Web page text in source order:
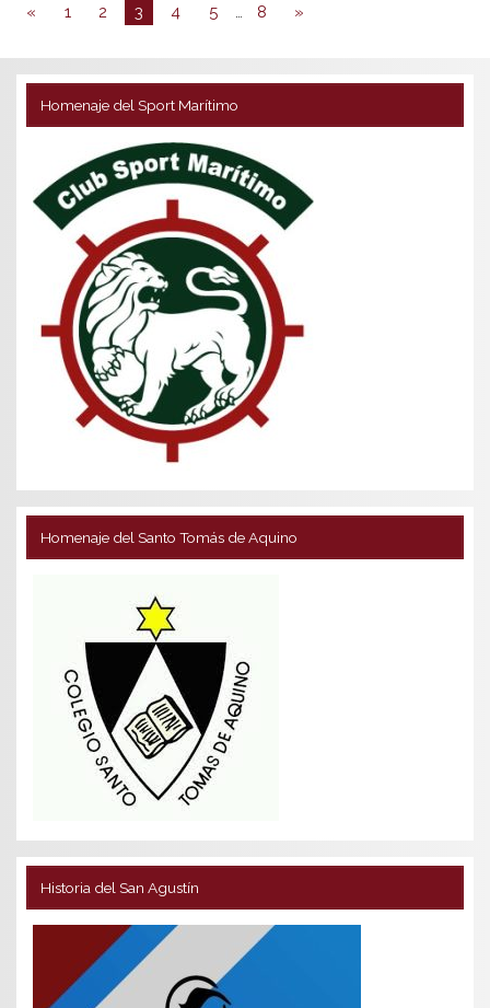
« 1 2 3 4 5 … 8 »
Homenaje del Sport Marítimo
Homenaje del Santo Tomás de Aquino
Historia del San Agustín